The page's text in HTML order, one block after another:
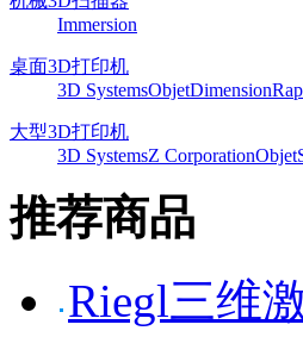
Immersion
桌面3D打印机
3D SystemsObjetDimension
大型3D打印机
3D SystemsZ CorporationObjet
推荐商品
Riegl三维